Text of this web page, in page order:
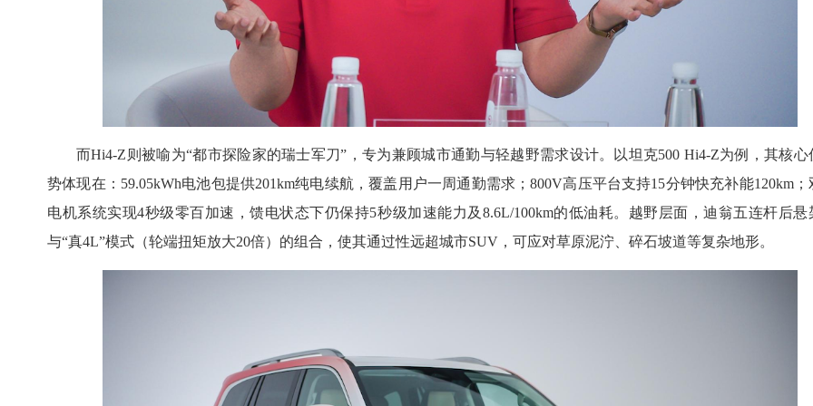
而Hi4-Z则被喻为“都市探险家的瑞士军刀”，专为兼顾城市通勤与轻越野需求设计。以坦克500 Hi4-Z为例，其核心
势体现在：59.05kWh电池包提供201km纯电续航，覆盖用户一周通勤需求；800V高压平台支持15分钟快充补能120km；
电机系统实现4秒级零百加速，馈电状态下仍保持5秒级加速能力及8.6L/100km的低油耗。越野层面，迪翁五连杆后悬
与“真4L”模式（轮端扭矩放大20倍）的组合，使其通过性远超城市SUV，可应对草原泥泞、碎石坡道等复杂地形。